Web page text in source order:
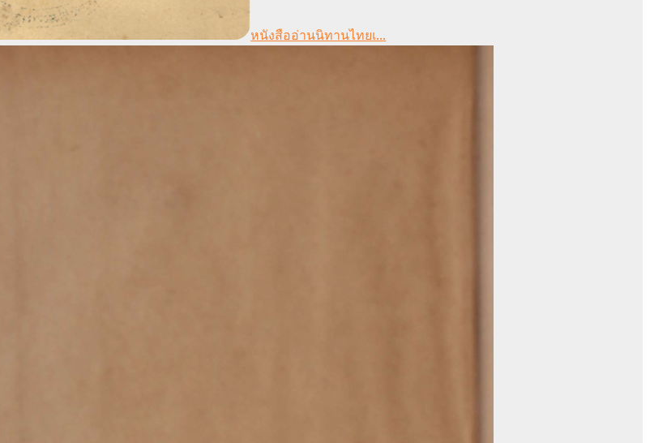
หนังสืออ่านนิทานไทยเ...